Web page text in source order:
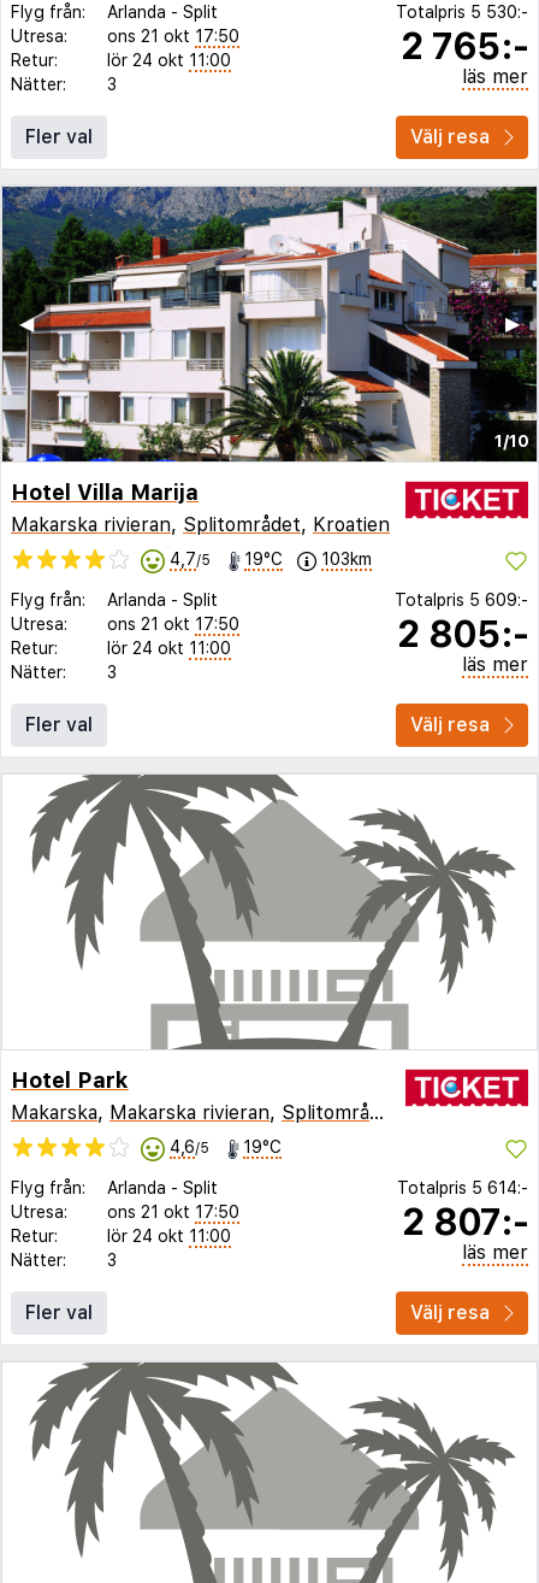
Flyg från: Arlanda - Split
Utresa:
ons 21 okt 17:50
Retur:
lör 24 okt 11:00
Nätter:
3
Totalpris 5 530:-
2 765:-
läs mer
Fler val Välj resa
1/10
▶︎
◀︎
Hotel Villa Marija
Makarska rivieran, Splitområdet, Kroatien
4,7/5 19°C 103km
Flyg från: Arlanda - Split
Utresa:
ons 21 okt 17:50
Retur:
lör 24 okt 11:00
Nätter:
3
Totalpris 5 609:-
2 805:-
läs mer
Fler val Välj resa
Hotel Park
Makarska, Makarska rivieran, Splitområdet ,Kroatien
4,6/5 19°C
Flyg från: Arlanda - Split
Utresa:
ons 21 okt 17:50
Retur:
lör 24 okt 11:00
Nätter:
3
Totalpris 5 614:-
2 807:-
läs mer
Fler val Välj resa